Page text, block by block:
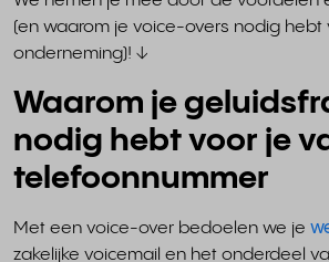
(en waarom je voice-overs nodig hebt
onderneming)! ↓
Waarom je
nodig hebt voor je
telefoonnummer
Met een voice-over bedoelen we je
zakelijke voicemail en het onderdeel